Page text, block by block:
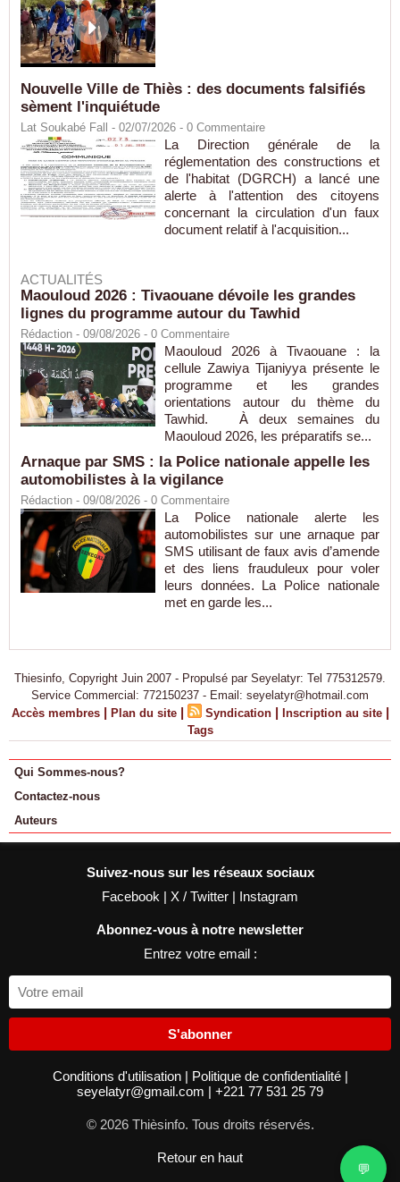
Nouvelle Ville de Thiès : des documents falsifiés
sèment l'inquiétude
Lat Soukabé Fall - 02/07/2026 - 0 Commentaire
La Direction générale de la
réglementation des constructions et
de l'habitat (DGRCH) a lancé une
alerte à l'attention des citoyens
concernant la circulation d'un faux
document relatif à l'acquisition...
ACTUALITÉS
Maouloud 2026 : Tivaouane dévoile les grandes
lignes du programme autour du Tawhid
Rédaction - 09/08/2026 - 0 Commentaire
Maouloud 2026 à Tivaouane : la
cellule Zawiya Tijaniyya présente le
programme et les grandes
orientations autour du thème du
Tawhid. À deux semaines du
Maouloud 2026, les préparatifs se...
Arnaque par SMS : la Police nationale appelle les
automobilistes à la vigilance
Rédaction - 09/08/2026 - 0 Commentaire
La Police nationale alerte les
automobilistes sur une arnaque par
SMS utilisant de faux avis d’amende
et des liens frauduleux pour voler
leurs données. La Police nationale
met en garde les...
Thiesinfo, Copyright Juin 2007 - Propulsé par Seyelatyr: Tel 775312579.
Service Commercial: 772150237 - Email: seyelatyr@hotmail.com
Accès membres | Plan du site | Syndication | Inscription au site |
Tags
Qui Sommes-nous?
Contactez-nous
Auteurs
Suivez-nous sur les réseaux sociaux
Facebook | X / Twitter | Instagram
Abonnez-vous à notre newsletter
Entrez votre email :
S'abonner
Conditions d'utilisation | Politique de confidentialité |
seyelatyr@gmail.com | +221 77 531 25 79
© 2026 Thièsinfo. Tous droits réservés.
Retour en haut
💬